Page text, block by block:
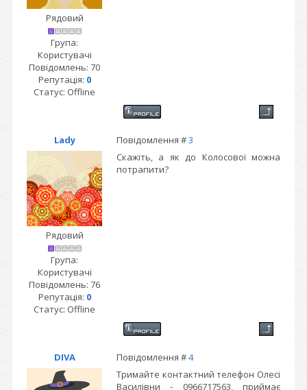
Рядовий
Група:
Користувачі
Повідомлень: 70
Репутація: 0
Статус: Offline
Lady Повідомлення #3
Рядовий
Група:
Користувачі
Повідомлень: 76
Репутація: 0
Статус: Offline
Скажіть, а як до Колосової можна
потрапити?
DIVA Повідомлення #4
Тримайте контактний телефон Олесі
Василівни - 0966717563, приймає